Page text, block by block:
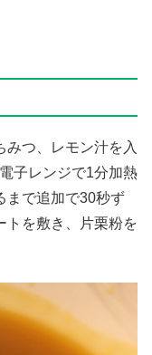
つ、レモン汁を入
子レンジで1分加熱
まで追加で30秒ず
トを敷き、片栗粉を